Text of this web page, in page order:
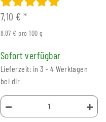
7,10 €*
8,87 € pro 100 g
Sofort verfügbar
Lieferzeit: in 3 - 4 Werktagen
bei dir